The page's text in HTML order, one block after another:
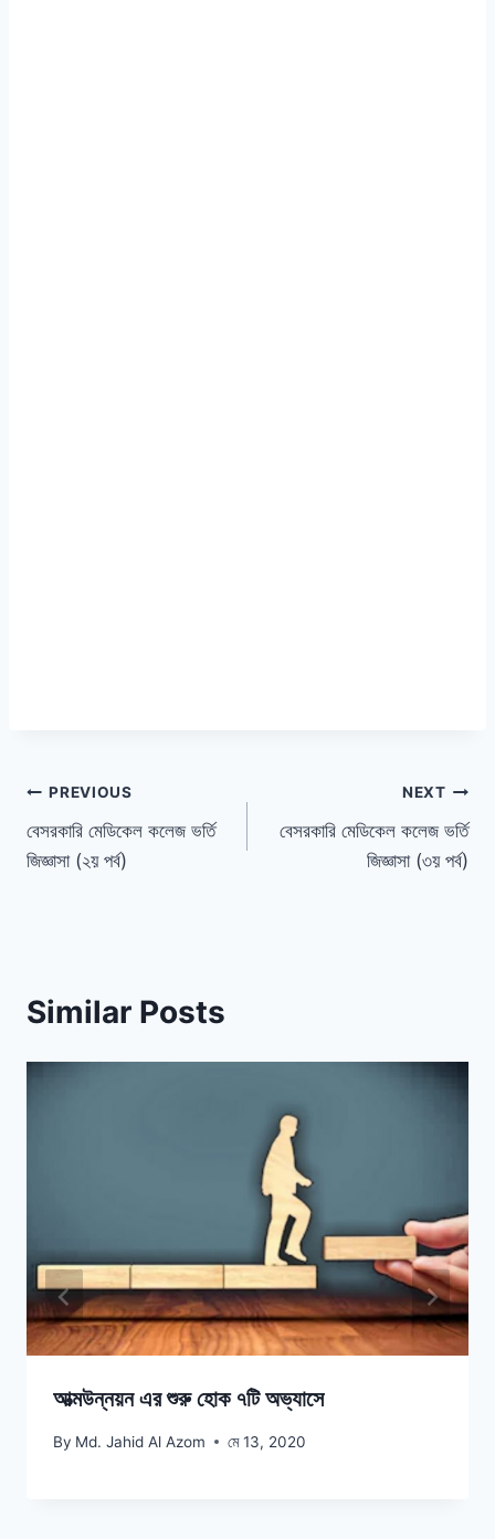
পোস্ট
ন্যাভিগেশন
PREVIOUS
বেসরকারি মেডিকেল কলেজ ভর্তি
জিজ্ঞাসা (২য় পর্ব)
NEXT
বেসরকারি মেডিকেল কলেজ ভর্তি
জিজ্ঞাসা (৩য় পর্ব)
Similar Posts
আত্মউন্নয়ন এর শুরু হোক ৭টি অভ্যাসে
By Md. Jahid Al Azom মে 13, 2020